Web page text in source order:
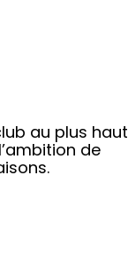
au plus haut
de